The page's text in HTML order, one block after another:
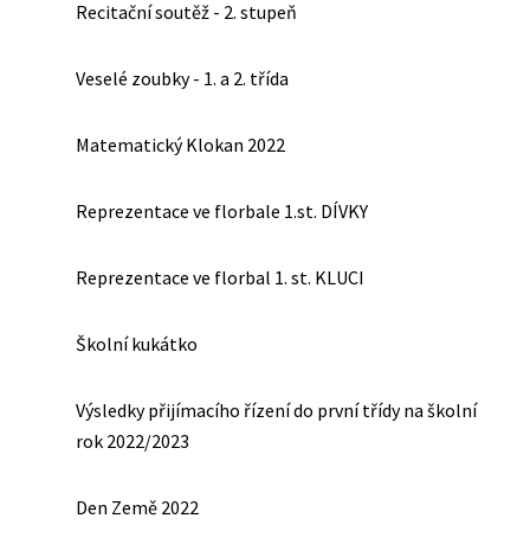
Recitační soutěž - 2. stupeň
Veselé zoubky - 1. a 2. třída
Matematický Klokan 2022
Reprezentace ve florbale 1.st. DÍVKY
Reprezentace ve florbal 1. st. KLUCI
Školní kukátko
Výsledky přijímacího řízení do první třídy na školní
rok 2022/2023
Den Země 2022